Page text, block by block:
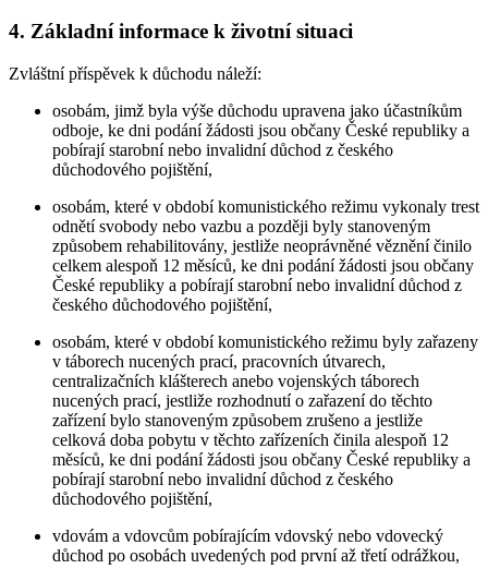
4. Základní informace k životní situaci
Zvláštní příspěvek k důchodu náleží:
osobám, jimž byla výše důchodu upravena jako účastníkům
odboje, ke dni podání žádosti jsou občany České republiky a
pobírají starobní nebo invalidní důchod z českého
důchodového pojištění,
osobám, které v období komunistického režimu vykonaly trest
odnětí svobody nebo vazbu a později byly stanoveným
způsobem rehabilitovány, jestliže neoprávněné věznění činilo
celkem alespoň 12 měsíců, ke dni podání žádosti jsou občany
České republiky a pobírají starobní nebo invalidní důchod z
českého důchodového pojištění,
osobám, které v období komunistického režimu byly zařazeny
v táborech nucených prací, pracovních útvarech,
centralizačních klášterech anebo vojenských táborech
nucených prací, jestliže rozhodnutí o zařazení do těchto
zařízení bylo stanoveným způsobem zrušeno a jestliže
celková doba pobytu v těchto zařízeních činila alespoň 12
měsíců, ke dni podání žádosti jsou občany České republiky a
pobírají starobní nebo invalidní důchod z českého
důchodového pojištění,
vdovám a vdovcům pobírajícím vdovský nebo vdovecký
důchod po osobách uvedených pod první až třetí odrážkou,